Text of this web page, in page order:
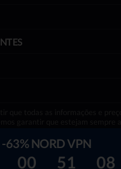
-63% NORD VPN
00 51 08
nosso site funcionando e
uma pequena comissão se um
no site, sem nenhum custo extra.